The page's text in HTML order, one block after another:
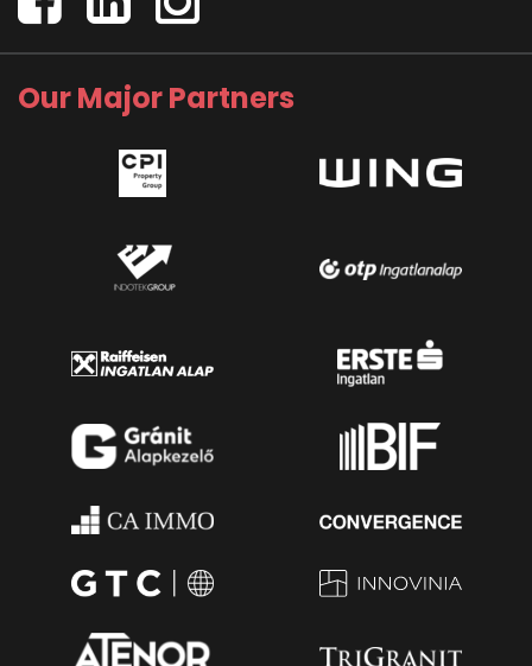
Our Major Partners